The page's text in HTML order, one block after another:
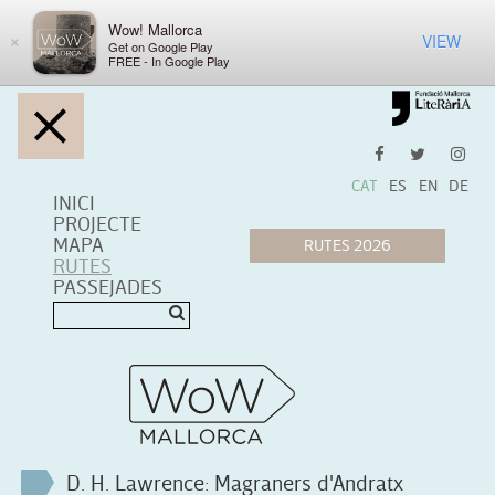
×
Wow! Mallorca
Get on Google Play
FREE - In Google Play
VIEW
INICI
PROJECTE
MAPA
RUTES
PASSEJADES
CAT ES EN DE
D. H. Lawrence: Magraners d'Andratx